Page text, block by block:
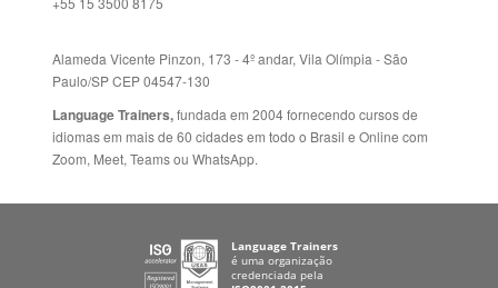
+55 15 3500 8175
Alameda Vicente Pinzon, 173 - 4º andar, Vila Olímpia - São
Paulo/SP CEP 04547-130
Language Trainers,fundada em 2004 fornecendo cursos de